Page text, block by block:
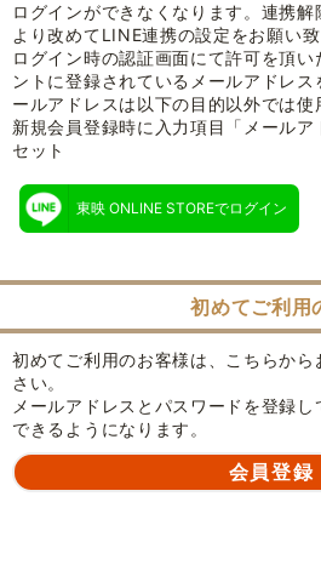
ログインができなくなります。連携
より改めてLINE連携の設定をお願い致
ログイン時の認証画面にて許可を頂
ントに登録されているメールアドレ
ールアドレスは以下の目的以外では使
新規会員登録時に入力項目「メール
セット
東映 ONLINE STOREでログイン
初めてご利用
初めてご利用のお客様は、こちらか
さい。
メールアドレスとパスワードを登録
できるようになります。